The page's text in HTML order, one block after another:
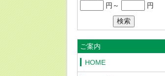
円～
円
ご案内
HOME